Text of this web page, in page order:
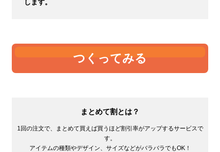
します。
つくってみる
まとめて割とは？
1回の注文で、まとめて買えば買うほど割引率がアップするサービスで
す。
アイテムの種類やデザイン、サイズなどがバラバラでもOK！